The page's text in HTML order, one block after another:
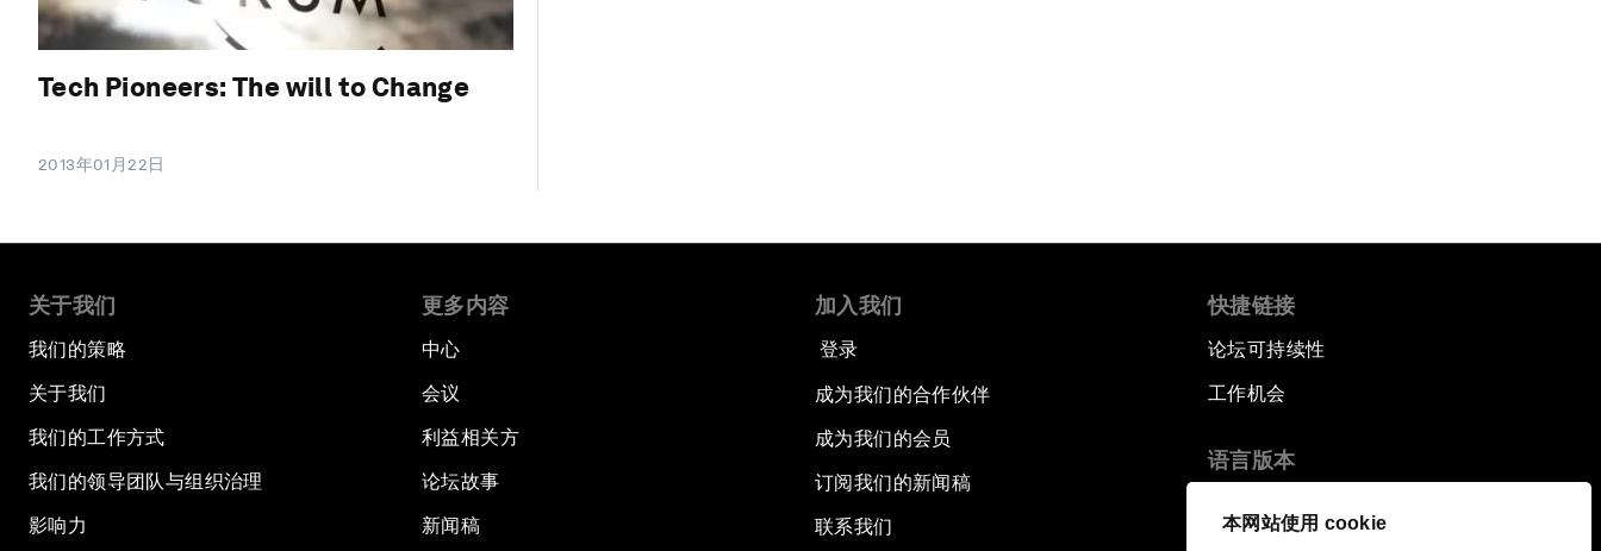
本网站使用 cookie
Tech Pioneers: The will to Change
2013年01月22日
关于我们
我们的策略
关于我们
我们的工作方式
我们的领导团队与组织治理
影响力
更多内容
中心
会议
利益相关方
论坛故事
新闻稿
加入我们
登录
成为我们的合作伙伴
成为我们的会员
订阅我们的新闻稿
联系我们
快捷链接
论坛可持续性
工作机会
语言版本